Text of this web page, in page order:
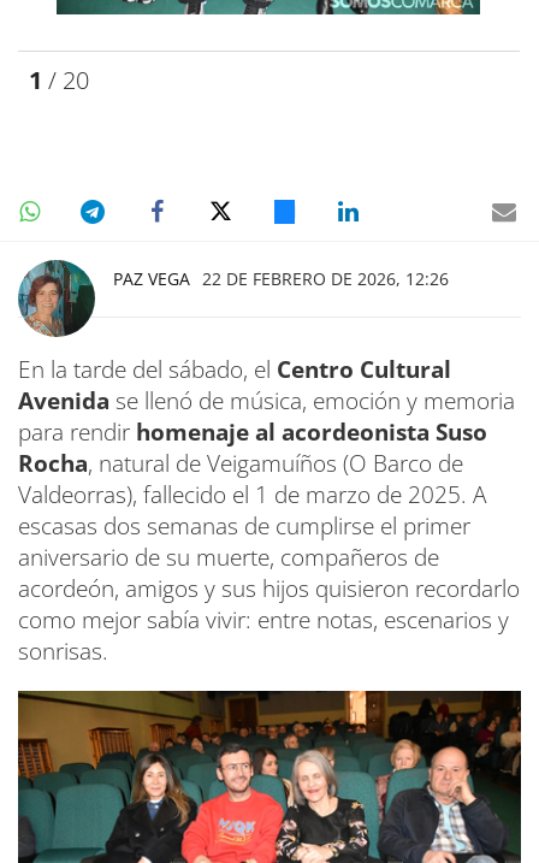
1 / 20
PAZ VEGA 22 DE FEBRERO DE 2026, 12:26
En la tarde del sábado, el Centro Cultural
Avenida se llenó de música, emoción y memoria
para rendir homenajeal acordeonista Suso
Rocha, natural de Veigamuíños (O Barco de
Valdeorras), fallecido el 1 de marzo de 2025. A
escasas dos semanas de cumplirse el primer
aniversario de su muerte, compañeros de
acordeón, amigos y sus hijos quisieron recordarlo
como mejor sabía vivir: entre notas, escenarios y
sonrisas.